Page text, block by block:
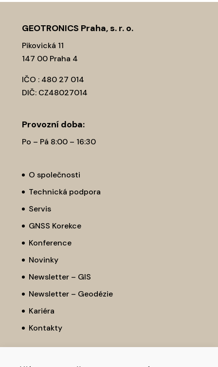
GEOTRONICS Praha, s. r. o.
Pikovická 11
147 00 Praha 4
IČO : 480 27 014
DIČ: CZ48027014
Provozní­ doba:
Po – Pá 8:00 – 16:30
O společnosti
Technická podpora
Servis
GNSS Korekce
Konference
Novinky
Newsletter – GIS
Newsletter – Geodézie
Kariéra
Kontakty